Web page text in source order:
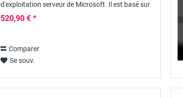
d'exploitation serveur de Microsoft. Il est basé sur
d'options...
520,90 € *
Comparer
Se souv.